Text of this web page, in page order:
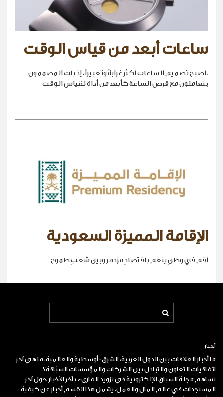
ساعات أبعد من قياس الوقت
.أصبح تصميم الساعات أكثر غرابةً وتعبيراً، إذ بات المصممون
يتعاملون مع قرص الساعة كأبعد من أداة لقياس الوقت
الإقامة المميزة السعودية
أقِم في وطنٍ ينعم باقتصادٍ مزدهر وبين شعبٍ طموح
أخبار
ما أخبار العلاقات بين الدول العربية، الشرق-أوسطية والعالمية، ما هي آخر
اتفاقيات التعاون والتبادل بين الشركات والمؤسسات السبّاقة؟
تساهم مجلة السباق الإلكترونية في تزويد القارىء بآخر الأخبار حول آخر
المستجدات في عالم المال والعمل. يشمل هذا القسم أخبار عن كيفية